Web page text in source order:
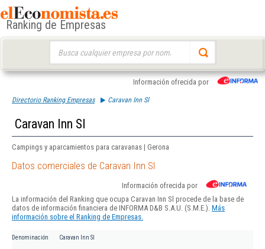
Ranking de Empresas
Información ofrecida por
Directorio Ranking Empresas Caravan Inn Sl
Caravan Inn Sl
Campings y aparcamientos para caravanas | Gerona
Datos comerciales de Caravan Inn Sl
Información ofrecida por
La información del Ranking que ocupa Caravan Inn Sl procede de la base de
datos de información financiera de INFORMA D&B S.A.U. (S.M.E.). Más
información sobre el Ranking de Empresas.
Denominación Caravan Inn Sl